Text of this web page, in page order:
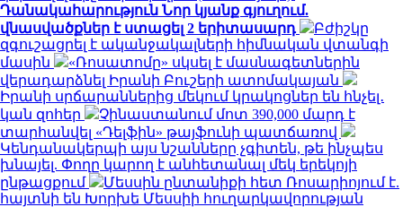
Դանակահարություն Նոր կյանք գյուղում.
վնասվածքներ է ստացել 2 երիտասարդ
Բժիշկը
զգուշացրել է ականջակալների հիմնական վտանգի
մասին
«Ռոսատոմը» սկսել է մասնագետներին
վերադարձնել Իրանի Բուշերի ատոմակայան
Իրանի սրճարաններից մեկում կրակոցներ են հնչել․
կան զոհեր
Չինաստանում մոտ 390,000 մարդ է
տարհանվել «Դելֆին» թայֆունի պատճառով
Կենդանակերպի այս նշանները չգիտեն, թե ինչպես
խնայել. Փողը կարող է անհետանալ մեկ երեկոյի
ընթացքում
Մեսսին ընտանիքի հետ Ռոսարիոյում է.
հայտնի են Խորխե Մեսսիի հուղարկավորության